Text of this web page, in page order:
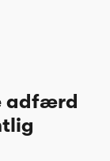
adfærd